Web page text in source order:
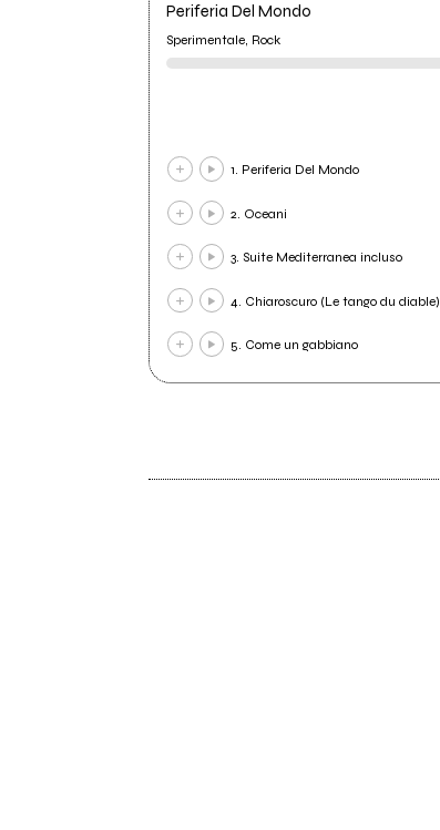
Periferia Del Mondo
Sperimentale, Rock
1. Periferia Del Mondo
2. Oceani
3. Suite Mediterranea incluso
4. Chiaroscuro (Le tango du diable)
5. Come un gabbiano